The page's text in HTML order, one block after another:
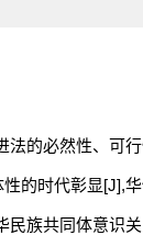
法的必然性、可
的时代彰显[J],
民族共同体意识